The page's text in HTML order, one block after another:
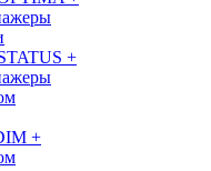
+
+